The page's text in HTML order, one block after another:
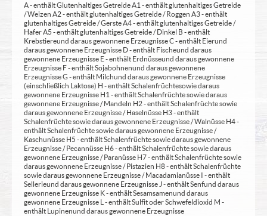
A - enthält Glutenhaltiges Getreide A1 - enthält glutenhaltiges Getreide
/ Weizen A2 - enthält glutenhaltiges Getreide / Roggen A3 - enthält
glutenhaltiges Getreide / Gerste A4 - enthält glutenhaltiges Getreide /
Hafer A5 - enthält glutenhaltiges Getreide / Dinkel B - enthält
Krebstiere und daraus gewonnene Erzeugnisse C - enthält Eier und
daraus gewonnene Erzeugnisse D - enthält Fische und daraus
gewonnene Erzeugnisse E - enthält Erdnüsse und daraus gewonnene
Erzeugnisse F - enthält Sojabohnen und daraus gewonnene
Erzeugnisse G - enthält Milch und daraus gewonnene Erzeugnisse
(einschließlich Laktose) H - enthält Schalenfrüchte sowie daraus
gewonnene Erzeugnisse H1 - enthält Schalenfrüchte sowie daraus
gewonnene Erzeugnisse / Mandeln H2 - enthält Schalenfrüchte sowie
daraus gewonnene Erzeugnisse / Haselnüsse H3 - enthält
Schalenfrüchte sowie daraus gewonnene Erzeugnisse / Walnüsse H4 -
enthält Schalenfrüchte sowie daraus gewonnene Erzeugnisse /
Kaschunüsse H5 - enthält Schalenfrüchte sowie daraus gewonnene
Erzeugnisse / Pecannüsse H6 - enthält Schalenfrüchte sowie daraus
gewonnene Erzeugnisse / Paranüsse H7 - enthält Schalenfrüchte sowie
daraus gewonnene Erzeugnisse / Pistazien H8 - enthält Schalenfrüchte
sowie daraus gewonnene Erzeugnisse / Macadamianüsse I - enthält
Sellerie und daraus gewonnene Erzeugnisse J - enthält Senf und daraus
gewonnene Erzeugnisse K - enthält Sesamsamen und daraus
gewonnene Erzeugnisse L - enthält Sulfit oder Schwefeldioxid M -
enthält Lupinen und daraus gewonnene Erzeugnisse